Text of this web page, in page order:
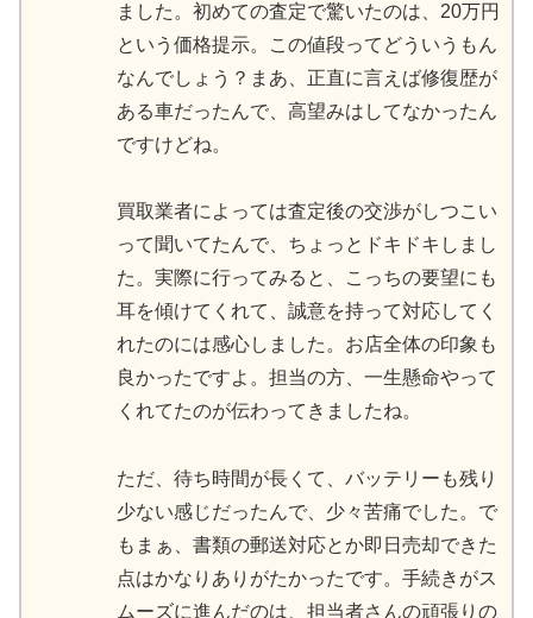
ました。初めての査定で驚いたのは、20万円
という価格提示。この値段ってどういうもん
なんでしょう？まあ、正直に言えば修復歴が
ある車だったんで、高望みはしてなかったん
ですけどね。
買取業者によっては査定後の交渉がしつこい
って聞いてたんで、ちょっとドキドキしまし
た。実際に行ってみると、こっちの要望にも
耳を傾けてくれて、誠意を持って対応してく
れたのには感心しました。お店全体の印象も
良かったですよ。担当の方、一生懸命やって
くれてたのが伝わってきましたね。
ただ、待ち時間が長くて、バッテリーも残り
少ない感じだったんで、少々苦痛でした。で
もまぁ、書類の郵送対応とか即日売却できた
点はかなりありがたかったです。手続きがス
ムーズに進んだのは、担当者さんの頑張りの